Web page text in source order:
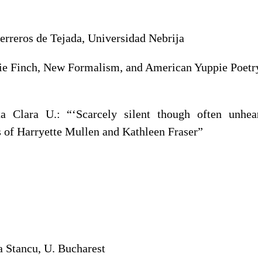
de Tejada, Universidad Nebrija
Finch, New Formalism, and American Yuppie
Clara U.: “‘Scarcely silent though often
Harryette Mullen and Kathleen Fraser”
U. Bucharest